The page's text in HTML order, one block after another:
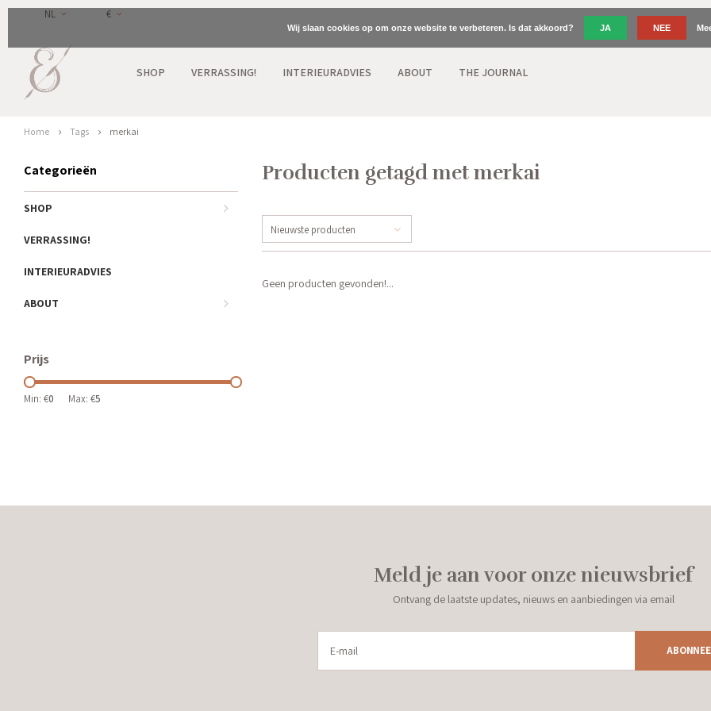
NL €
SHOP VERRASSING! INTERIEURADVIES ABOUT THE JOURNAL
Home Tags merkai
Categorieën
SHOP
VERRASSING!
INTERIEURADVIES
ABOUT
Prijs
Min: €0 Max: €5
Producten getagd met merkai
Nieuwste producten
Geen producten gevonden!...
Meld je aan voor onze nieuwsbrief
Ontvang de laatste updates, nieuws en aanbiedingen via email
Wij slaan cookies op om onze website te verbeteren. Is dat akkoord? JA NEE